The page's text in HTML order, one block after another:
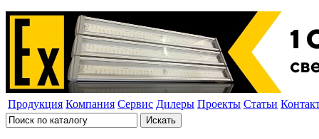
Продукция Компания Сервис Дилеры Проекты Статьи